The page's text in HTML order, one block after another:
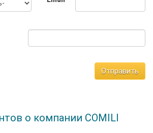
Отправить
о компании COMILI